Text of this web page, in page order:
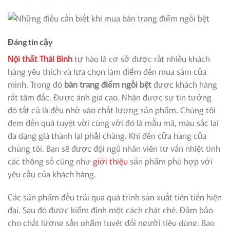
Đáng tin cậy
Nội thất Thái Bìnhtự hào là cơ sở được rất nhiều khách
hàng yêu thích và lựa chọn làm điểm đến mua sắm của
mình. Trong đó bàn trang điểm ngồi bệtđược khách hàng
rất tâm đắc. Được ánh giá cao. Nhận được sự tin tưởng
đó tất cả là đều nhờ vào chất lượng sản phẩm. Chúng tôi
đem đến quá tuyệt vời cùng với đó là mẫu mã, màu sắc lại
đa dạng giá thành lại phải chăng. Khi đến cửa hàng của
chúng tôi. Bạn sẽ được đội ngũ nhân viên tư vấn nhiệt tình
các thông số cũng nhưgiới thiệu sản phẩm phù hợp với
yêu cầu của khách hàng.
Các sản phẩm đều trải qua quá trình sản xuất tiên tiến hiện
đại. Sau đó được kiểm định một cách chặt chẽ. Đảm bảo
cho chất lượng sản phẩm tuyệt đối người tiêu dùng. Bao